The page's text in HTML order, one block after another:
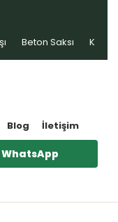
Beton Saksı Kablo
Blog İletişim
WhatsApp